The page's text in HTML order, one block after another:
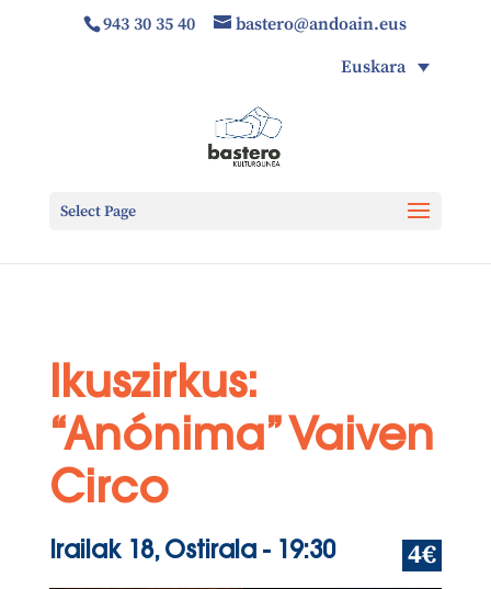
943 30 35 40
bastero@andoain.eus
Euskara
Select Page
Ikuszirkus:
“Anónima” Vaiven
Circo
Irailak 18, Ostirala - 19:30 4€